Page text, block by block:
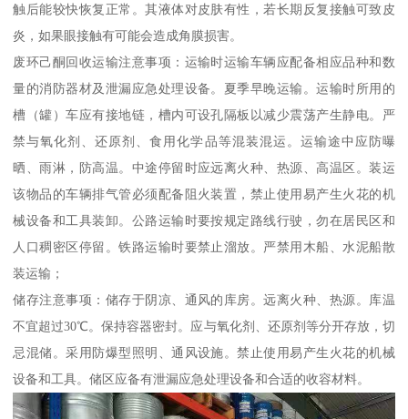
触后能较快恢复正常。其液体对皮肤有性，若长期反复接触可致皮
炎，如果眼接触有可能会造成角膜损害。
废环己酮回收运输注意事项：运输时运输车辆应配备相应品种和数
量的消防器材及泄漏应急处理设备。夏季早晚运输。运输时所用的
槽（罐）车应有接地链，槽内可设孔隔板以减少震荡产生静电。严
禁与氧化剂、还原剂、食用化学品等混装混运。运输途中应防曝
晒、雨淋，防高温。中途停留时应远离火种、热源、高温区。装运
该物品的车辆排气管必须配备阻火装置，禁止使用易产生火花的机
械设备和工具装卸。公路运输时要按规定路线行驶，勿在居民区和
人口稠密区停留。铁路运输时要禁止溜放。严禁用木船、水泥船散
装运输；
储存注意事项：储存于阴凉、通风的库房。远离火种、热源。库温
不宜超过30℃。保持容器密封。应与氧化剂、还原剂等分开存放，切
忌混储。采用防爆型照明、通风设施。禁止使用易产生火花的机械
设备和工具。储区应备有泄漏应急处理设备和合适的收容材料。